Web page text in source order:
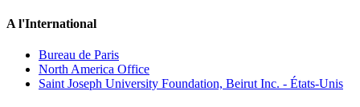
A l'International
Bureau de Paris
North America Office
Saint Joseph University Foundation, Beirut Inc. - États-Unis